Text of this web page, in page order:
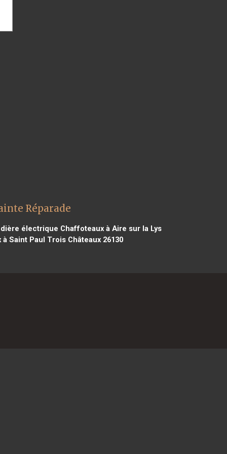
Réparade
électrique Chaffoteaux à Aire sur la Lys
Saint Paul Trois Châteaux 26130